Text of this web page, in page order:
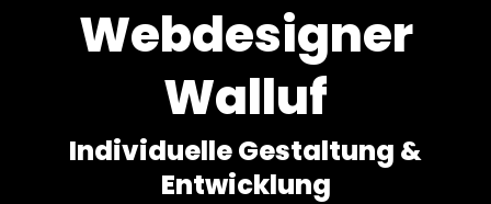
Webdesigner
Walluf
Individuelle Gestaltung &
Entwicklung